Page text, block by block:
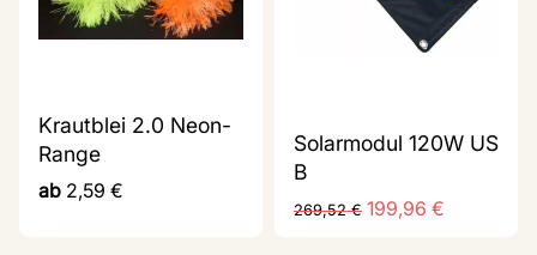
Krautblei 2.0 Neon-
Range
ab 2,59 €
Solarmodul 120W US
B
269,52€ 199,96 €